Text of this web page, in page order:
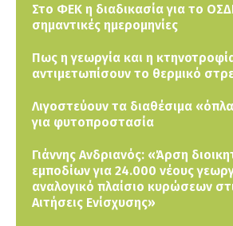
Στο ΦΕΚ η διαδικασία για το
σημαντικές ημερομηνίες
Πως η γεωργία και η
αντιμετωπίσουν το θερμικό
Λιγοστεύουν τα διαθέσιμα
για φυτοπροστασία
Γιάννης Ανδριανός: «Άρση
εμποδίων για 24.000 νέους
αναλογικό πλαίσιο κυρώσεων
Αιτήσεις Ενίσχυσης»